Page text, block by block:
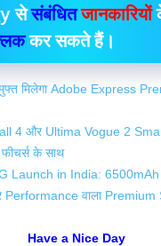
सेसंबंधितजानकारियों
कर सकते हैं।
मिलेगा Adobe Express
4 और Ultima Vogue 2
फीचर्स के साथ
Launch in India:
Performance वाला
Have a Nice Day